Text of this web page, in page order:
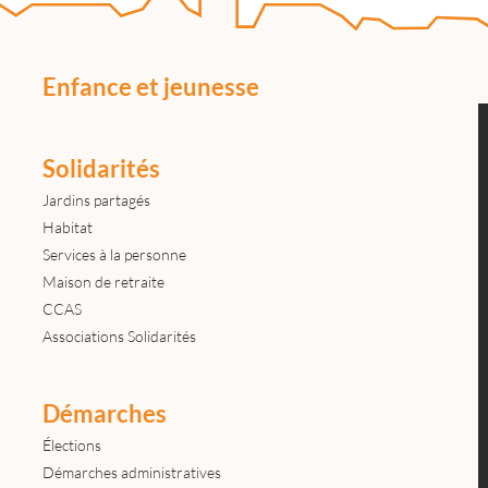
Enfance et jeunesse
Solidarités
Jardins partagés
Habitat
Services à la personne
Maison de retraite
CCAS
Associations Solidarités
Démarches
Élections
Démarches administratives